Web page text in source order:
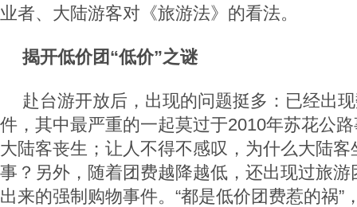
业者、大陆游客对《旅游法》的看法。
揭开低价团“低价”之谜
赴台游开放后，出现的问题挺多：已经出
件，其中最严重的一起莫过于2010年苏花公
大陆客丧生；让人不得不感叹，为什么大陆
事？另外，随着团费越降越低，还出现过旅游
出来的强制购物事件。“都是低价团费惹的祸”